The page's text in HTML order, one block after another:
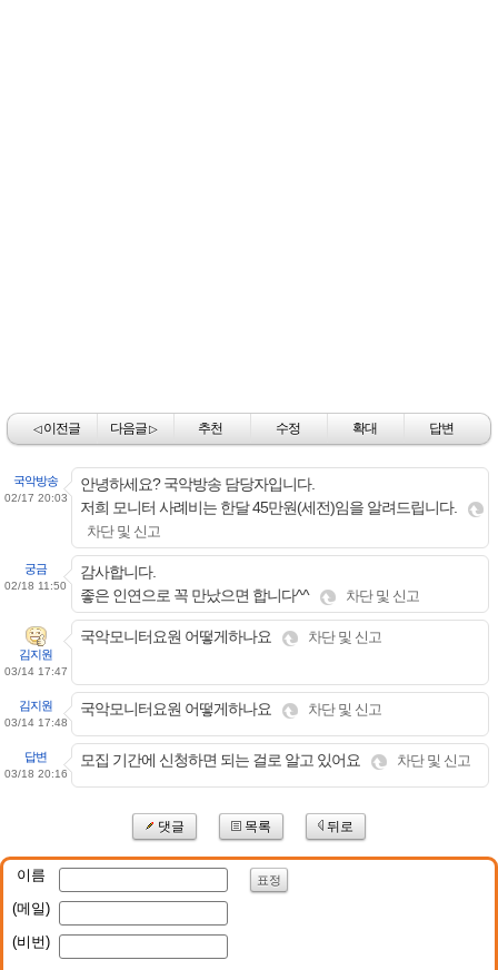
◁이전글 다음글▷ 추천 수정 확대 답변
국악방송
02/17 20:03
안녕하세요? 국악방송 담당자입니다.
저희 모니터 사례비는 한달 45만원(세전)임을 알려드립니다.
차단 및 신고
궁금
02/18 11:50
감사합니다.
좋은 인연으로 꼭 만났으면 합니다^^
차단 및 신고
김지원
03/14 17:47
국악모니터요원 어떻게하나요 차단 및 신고
김지원
03/14 17:48
국악모니터요원 어떻게하나요 차단 및 신고
답변
03/18 20:16
모집 기간에 신청하면 되는 걸로 알고 있어요 차단 및 신고
댓글 목록 뒤로
이름 표정
(메일)
(비번)